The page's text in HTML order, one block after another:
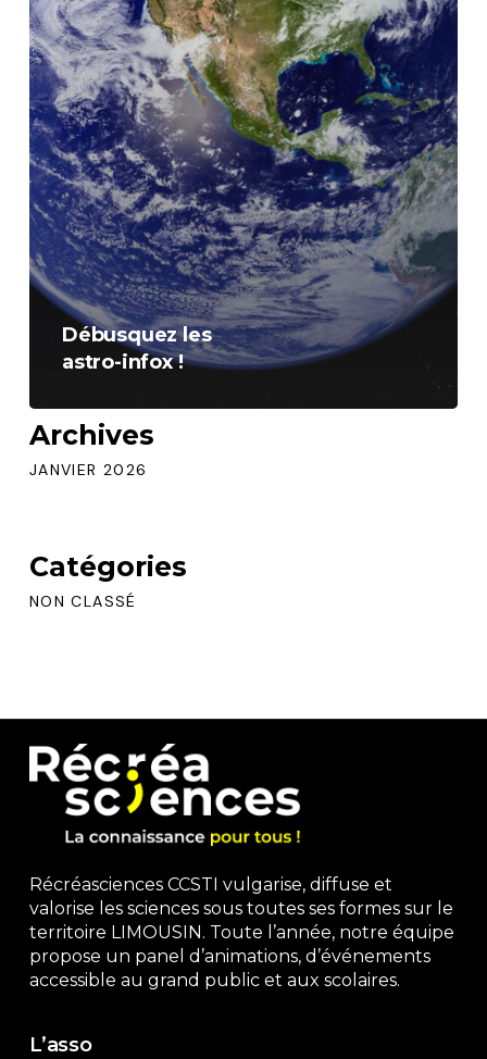
Débusquez les
astro-infox !
Archives
JANVIER 2026
Catégories
NON CLASSÉ
Récréasciences CCSTI vulgarise, diffuse et
valorise les sciences sous toutes ses formes sur le
territoire LIMOUSIN. Toute l’année, notre équipe
propose un panel d’animations, d’événements
accessible au grand public et aux scolaires.
L’asso